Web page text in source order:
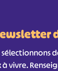
sélectionnons
vivre.